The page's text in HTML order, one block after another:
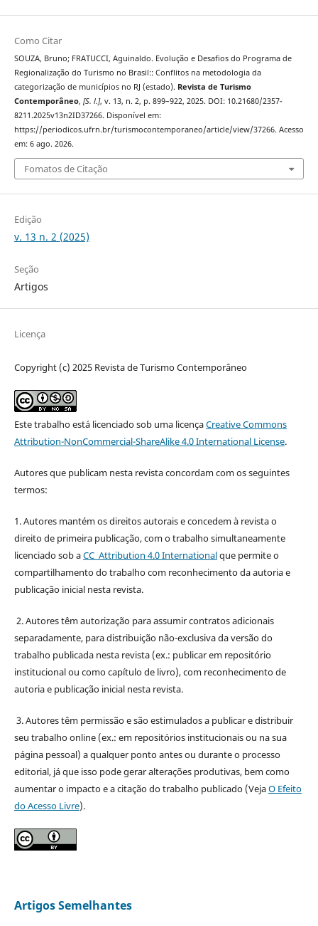
Como Citar
SOUZA, Bruno; FRATUCCI, Aguinaldo. Evolução e Desafios do Programa de
Regionalização do Turismo no Brasil:: Conflitos na metodologia da
categorização de municípios no RJ (estado). Revista de Turismo
Contemporâneo, [S. l.], v. 13, n. 2, p. 899–922, 2025. DOI: 10.21680/2357-
8211.2025v13n2ID37266. Disponível em:
https://periodicos.ufrn.br/turismocontemporaneo/article/view/37266. Acesso
em: 6 ago. 2026.
Fomatos de Citação
Edição
v. 13 n. 2 (2025)
Seção
Artigos
Licença
Copyright (c) 2025 Revista de Turismo Contemporâneo
Este trabalho está licenciado sob uma licençaCreative Commons
Attribution-NonCommercial-ShareAlike 4.0 International License.
Autores que publicam nesta revista concordam com os seguintes
termos:
1. Autores mantém os direitos autorais e concedem à revista o
direito de primeira publicação, com o trabalho simultaneamente
licenciado sob aCC Attribution 4.0 Internationalque permite o
compartilhamento do trabalho com reconhecimento da autoria e
publicação inicial nesta revista.
2. Autores têm autorização para assumir contratos adicionais
separadamente, para distribuição não-exclusiva da versão do
trabalho publicada nesta revista (ex.: publicar em repositório
institucional ou como capítulo de livro), com reconhecimento de
autoria e publicação inicial nesta revista.
3. Autores têm permissão e são estimulados a publicar e distribuir
seu trabalho online (ex.: em repositórios institucionais ou na sua
página pessoal) a qualquer ponto antes ou durante o processo
editorial, já que isso pode gerar alterações produtivas, bem como
aumentar o impacto e a citação do trabalho publicado (VejaO Efeito
do Acesso Livre).
Artigos Semelhantes